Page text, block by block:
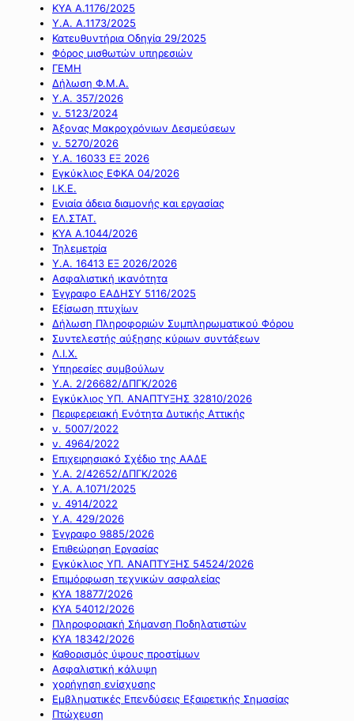
ΚΥΑ Α.1176/2025
Υ.Α. Α.1173/2025
Κατευθυντήρια Οδηγία 29/2025
Φόρος μισθωτών υπηρεσιών
ΓΕΜΗ
Δήλωση Φ.Μ.Α.
Υ.Α. 357/2026
ν. 5123/2024
Άξονας Μακροχρόνιων Δεσμεύσεων
ν. 5270/2026
Υ.Α. 16033 ΕΞ 2026
Εγκύκλιος ΕΦΚΑ 04/2026
Ι.Κ.Ε.
Ενιαία άδεια διαμονής και εργασίας
ΕΛ.ΣΤΑΤ.
ΚΥΑ Α.1044/2026
Τηλεμετρία
Υ.Α. 16413 ΕΞ 2026/2026
Ασφαλιστική ικανότητα
Έγγραφο ΕΑΔΗΣΥ 5116/2025
Εξίσωση πτυχίων
Δήλωση Πληροφοριών Συμπληρωματικού Φόρου
Συντελεστής αύξησης κύριων συντάξεων
Λ.Ι.Χ.
Υπηρεσίες συμβούλων
Υ.Α. 2/26682/ΔΠΓΚ/2026
Εγκύκλιος ΥΠ. ΑΝΑΠΤΥΞΗΣ 32810/2026
Περιφερειακή Ενότητα Δυτικής Αττικής
ν. 5007/2022
ν. 4964/2022
Επιχειρησιακό Σχέδιο της ΑΑΔΕ
Υ.Α. 2/42652/ΔΠΓΚ/2026
Υ.Α. Α.1071/2025
ν. 4914/2022
Υ.Α. 429/2026
Έγγραφο 9885/2026
Επιθεώρηση Εργασίας
Εγκύκλιος ΥΠ. ΑΝΑΠΤΥΞΗΣ 54524/2026
Επιμόρφωση τεχνικών ασφαλείας
ΚΥΑ 18877/2026
ΚΥΑ 54012/2026
Πληροφοριακή Σήμανση Ποδηλατιστών
ΚΥΑ 18342/2026
Καθορισμός ύψους προστίμων
Ασφαλιστική κάλυψη
χορήγηση ενίσχυσης
Εμβληματικές Επενδύσεις Εξαιρετικής Σημασίας
Πτώχευση